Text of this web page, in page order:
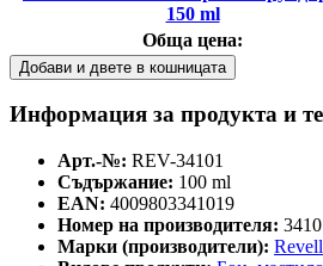
150 ml
Обща цена:
Добави и двете в кошницата
Информация за продукта и
Арт.-№: REV-34101
Съдържание: 100 ml
EAN: 4009803341019
Номер на производителя:
Марки (производители): Revell